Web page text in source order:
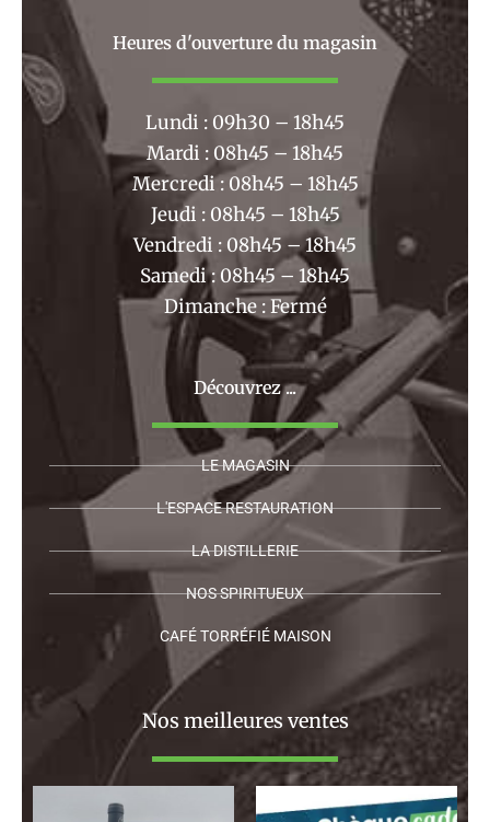
b
o
k
a
r
m
Heures d'ouverture du magasin
Lundi : 09h30 – 18h45
Mardi : 08h45 – 18h45
Mercredi : 08h45 – 18h45
Jeudi : 08h45 – 18h45
Vendredi : 08h45 – 18h45
Samedi : 08h45 – 18h45
Dimanche : Fermé
Découvrez ...
LE MAGASIN
L'ESPACE RESTAURATION
LA DISTILLERIE
NOS SPIRITUEUX
CAFÉ TORRÉFIÉ MAISON
Nos meilleures ventes
Plage